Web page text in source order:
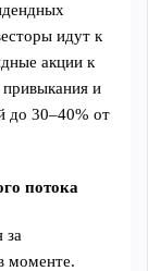
идут к
акции к
и
до 30–40% от
потока
за
моменте.